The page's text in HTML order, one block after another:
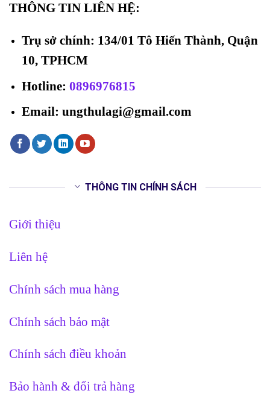
THÔNG TIN LIÊN HỆ:
Trụ sở chính: 134/01 Tô Hiến Thành, Quận
10, TPHCM
Hotline: 0896976815
Email: ungthulagi@gmail.com
THÔNG TIN CHÍNH SÁCH
Giới thiệu
Liên hệ
Chính sách mua hàng
Chính sách bảo mật
Chính sách điều khoản
Bảo hành & đổi trả hàng